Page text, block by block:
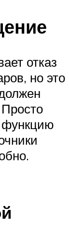
отказ
но это
функцию